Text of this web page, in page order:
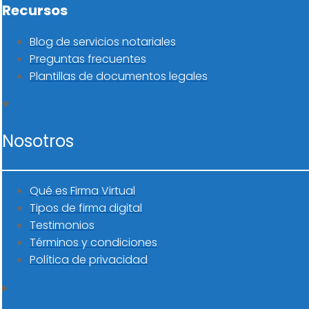
Recursos
Blog de servicios notariales
Preguntas frecuentes
Plantillas de documentos legales
Nosotros
Qué es Firma Virtual
Tipos de firma digital
Testimonios
Términos y condiciones
Política de privacidad